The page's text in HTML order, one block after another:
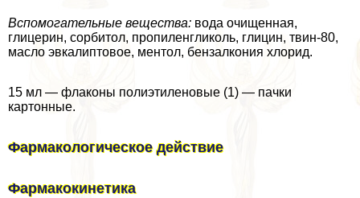
Вспомогательные вещества: вода очищенная,
глицерин, сорбитол, пропиленгликоль, глицин, твин-80,
масло эвкалиптовое, ментол, бензалкония хлорид.
15 мл — флаконы полиэтиленовые (1) — пачки
картонные.
Фармакологическое действие
Фармакокинетика